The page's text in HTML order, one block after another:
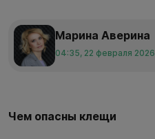
Марина Аверина
04:35, 22 февраля 2026
Чем опасны клещи